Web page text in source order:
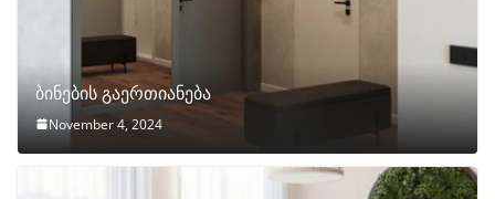
ბინების გაერთიანება
November 4, 2024